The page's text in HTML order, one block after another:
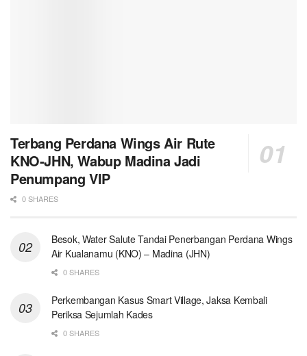
Terbang Perdana Wings Air Rute
KNO-JHN, Wabup Madina Jadi
Penumpang VIP
0 SHARES
Besok, Water Salute Tandai Penerbangan Perdana Wings
Air Kualanamu (KNO) – Madina (JHN)
0 SHARES
Perkembangan Kasus Smart Village, Jaksa Kembali
Periksa Sejumlah Kades
0 SHARES